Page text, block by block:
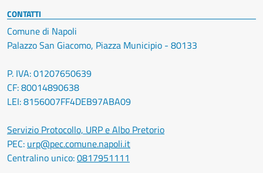
CONTATTI
Comune di Napoli
Palazzo San Giacomo, Piazza Municipio - 80133
P. IVA: 01207650639
CF: 80014890638
LEI: 8156007FF4DEB97ABA09
Servizio Protocollo, URP e Albo Pretorio
PEC: urp@pec.comune.napoli.it
Centralino unico:0817951111